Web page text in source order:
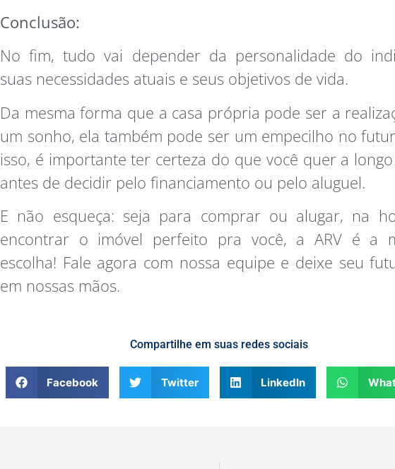
Conclusão:
No fim, tudo vai depender da personalidade do
suas necessidades atuais e seus objetivos de vida.
Da mesma forma que a casa própria pode ser a
um sonho, ela também pode ser um empecilho no
isso, é importante ter certeza do que você quer a
antes de decidir pelo financiamento ou pelo aluguel.
E não esqueça: seja para comprar ou alugar, na
encontrar o imóvel perfeito pra você, a ARV é a
escolha! Fale agora com nossa equipe e deixe seu
em nossas mãos.
Compartilhe em suas redes sociais
Facebook Twitter LinkedIn